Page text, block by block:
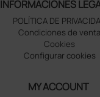
INFORMACIONES
POLÍTICA DE
Condiciones de venta
Cookies
Configurar cookies
MY ACCOUNT